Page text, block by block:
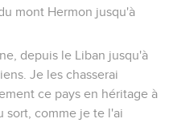
mont Hermon jusqu'à
depuis le Liban jusqu'à
Je les chasserai
ce pays en héritage à
sort, comme je te l'ai